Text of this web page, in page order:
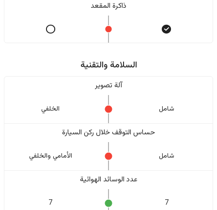
ذاكرة المقعد
السلامة والتقنية
آلة تصوير
شامل الخلفي
حساس التوقف خلال ركن السيارة
شامل الأمامي والخلفي
عدد الوسائد الهوائية
7
7